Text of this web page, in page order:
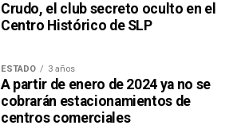
Crudo, el club secreto oculto en el
Centro Histórico de SLP
ESTADO 3 años
A partir de enero de 2024 ya no se
cobrarán estacionamientos de
centros comerciales